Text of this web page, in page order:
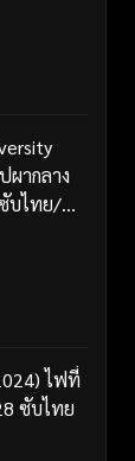
ผากลาง
บไทย/
ไฟที่
ซับไทย